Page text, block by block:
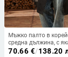
Мъжко палто в
средна дължина, с
еднобортово
70.66 €/138.20